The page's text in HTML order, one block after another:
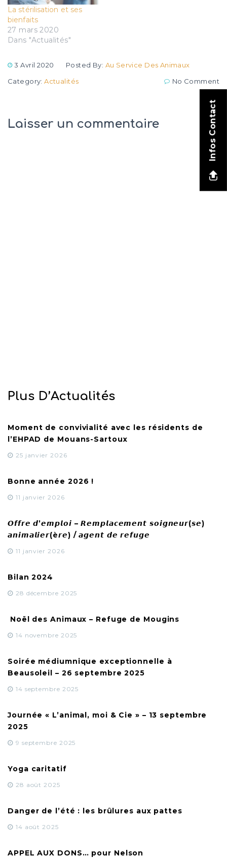
La stérilisation et ses
bienfaits
27 mars 2020
Dans "Actualités"
3 Avril 2020 Posted By: Au Service Des Animaux
Category:Actualités No Comment
Laisser un commentaire
Plus D’Actualités
Moment de convivialité avec les résidents de
l’EHPAD de Mouans-Sartoux
25 janvier 2026
Bonne année 2026 !
11 janvier 2026
𝙊𝙛𝙛𝙧𝙚 𝙙’𝙚𝙢𝙥𝙡𝙤𝙞 – 𝙍𝙚𝙢𝙥𝙡𝙖𝙘𝙚𝙢𝙚𝙣𝙩 𝙨𝙤𝙞𝙜𝙣𝙚𝙪𝙧(𝙨𝙚)
𝙖𝙣𝙞𝙢𝙖𝙡𝙞𝙚𝙧(è𝙧𝙚) / 𝙖𝙜𝙚𝙣𝙩 𝙙𝙚 𝙧𝙚𝙛𝙪𝙜𝙚
11 janvier 2026
Bilan 2024
28 décembre 2025
Noël des Animaux – Refuge de Mougins
14 novembre 2025
Soirée médiumnique exceptionnelle à
Beausoleil – 26 septembre 2025
14 septembre 2025
Journée « L’animal, moi & Cie » – 13 septembre
2025
9 septembre 2025
Yoga caritatif
28 août 2025
Danger de l’été : les brûlures aux pattes
14 août 2025
APPEL AUX DONS… pour Nelson
Infos Contact